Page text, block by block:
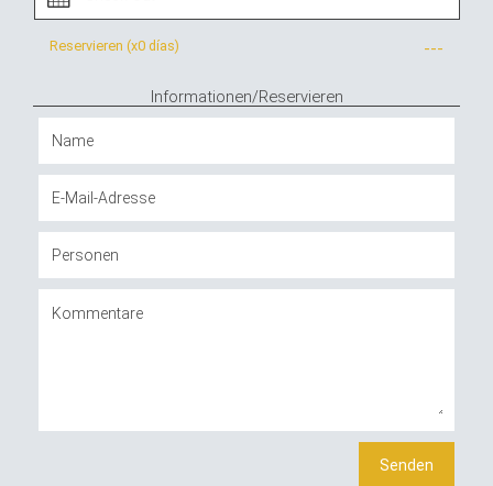
Reservieren (x0 días) ---
Informationen/Reservieren